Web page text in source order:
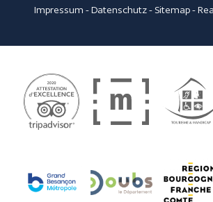
Impressum -Datenschutz- Sitemap-